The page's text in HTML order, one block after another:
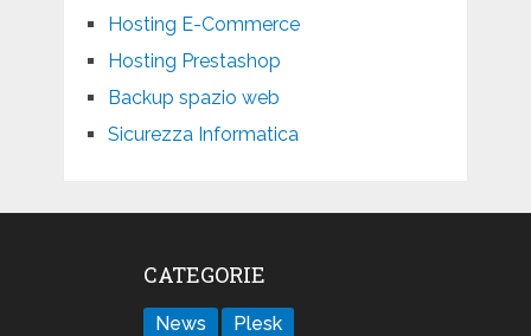
Hosting E-Commerce
Hosting Prestashop
Backup spazio web
Sicurezza Informatica
CATEGORIE
News
Plesk